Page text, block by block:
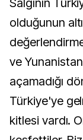
Salgının
olduğunun
ve
açamadığı
Türkiye'ye
kitlesi vardı.